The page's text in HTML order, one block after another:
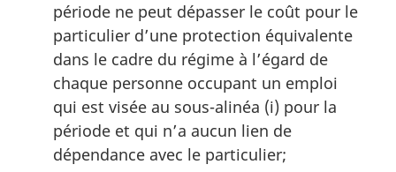
période ne peut dépasser le coût pour le
particulier d’une protection équivalente
dans le cadre du régime à l’égard de
chaque personne occupant un emploi
qui est visée au sous-alinéa (i) pour la
période et qui n’a aucun lien de
dépendance avec le particulier;